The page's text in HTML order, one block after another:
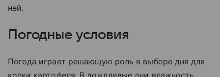
ней.
Погодные условия
Погода играет решающую роль в выборе дня для